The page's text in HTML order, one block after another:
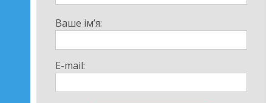
Ваше ім’я:
E-mail: